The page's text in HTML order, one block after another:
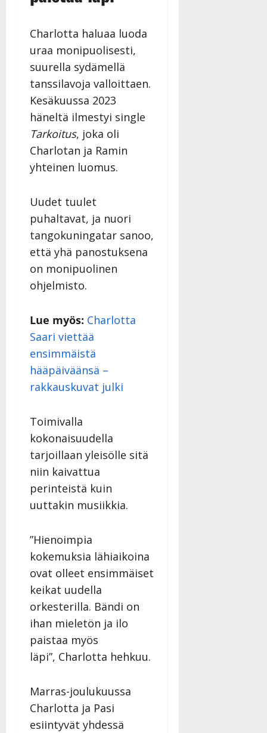
Charlotta haluaa luoda
uraa monipuolisesti,
suurella sydämellä
tanssilavoja valloittaen.
Kesäkuussa 2023
häneltä ilmestyi single
Tarkoitus, joka oli
Charlotan ja Ramin
yhteinen luomus.
Uudet tuulet
puhaltavat, ja nuori
tangokuningatar sanoo,
että yhä panostuksena
on monipuolinen
ohjelmisto.
Lue myös: Charlotta
Saari viettää
ensimmäistä
hääpäiväänsä –
rakkauskuvat julki
Toimivalla
kokonaisuudella
tarjoillaan yleisölle sitä
niin kaivattua
perinteistä kuin
uuttakin musiikkia.
”Hienoimpia
kokemuksia lähiaikoina
ovat olleet ensimmäiset
keikat uudella
orkesterilla. Bändi on
ihan mieletön ja ilo
paistaa myös
läpi”, Charlotta hehkuu.
Marras-joulukuussa
Charlotta ja Pasi
esiintyvät yhdessä